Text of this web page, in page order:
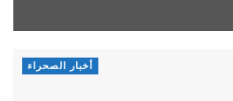
أخبار الصحراء